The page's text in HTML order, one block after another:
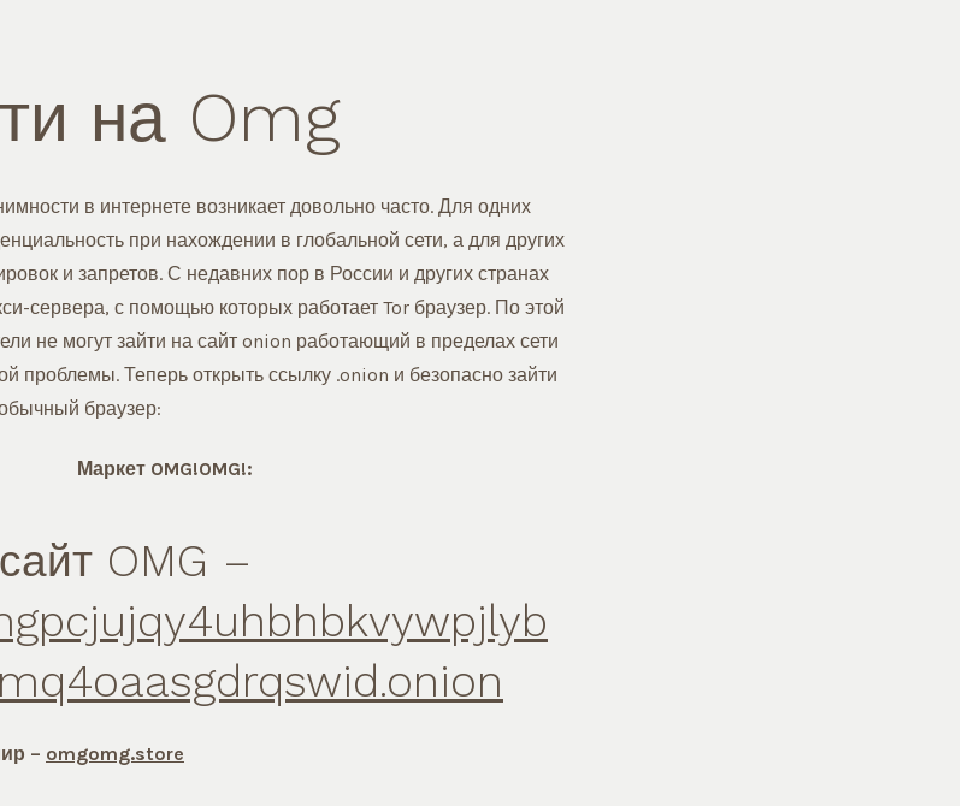
открыть
ссылку
onion
на Omg
в интернете возникает довольно часто. Для одних
при нахождении в глобальной сети, а для других
и запретов. С недавних пор в России и других странах
сервера, с помощью которых работает Tor браузер. По этой
не могут зайти на сайт onion работающий в пределах сети
проблемы. Теперь открыть ссылку .onion и безопасно зайти
браузер:
Маркет OMG!OMG!:
OMG –
– omgomg.store